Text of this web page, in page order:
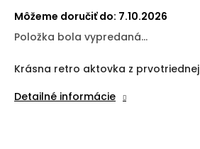
Môžeme doručiť do: 7.10.2026
Položka bola vypredaná…
Krásna retro aktovka z prvotriednej
Detailné informácie